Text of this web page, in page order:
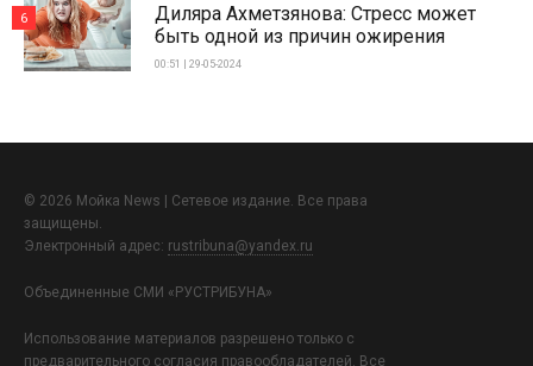
Диляра Ахметзянова: Стресс может
быть одной из причин ожирения
00:51 | 29-05-2024
6
© 2026 Мойка News | Сетевое издание. Все права
защищены.
Электронный адрес: rustribuna@yandex.ru
Объединенные СМИ «РУСТРИБУНА»
Использование материалов разрешено только с
предварительного согласия правообладателей. Все